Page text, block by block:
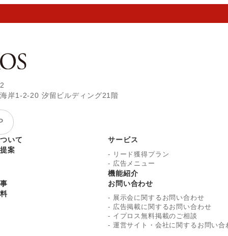
岸1-2-20 汐留ビルディング21階
いて
案
サービス
- リード獲得プラン
- 広告メニュー
機能紹介
お問い合わせ
- 展示会に関するお問い合わせ
- 広告掲載に関するお問い合わせ
- イプロス無料掲載のご相談
- 運営サイト・会社に関するお問い合